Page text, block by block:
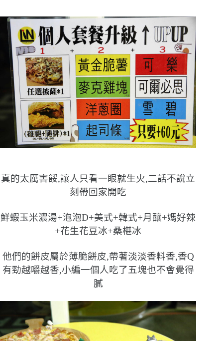
真的太厲害餒,讓人只看一眼就生火,二話不說立
刻帶回家開吃
鮮蝦玉米濃湯+泡泡D+美式+韓式+月釀+媽好辣
+花生花豆冰+桑椹冰
他們的餅皮屬於薄脆餅皮,帶著淡淡香料香,香Q
有勁越嚼越香,小編一個人吃了五塊也不會覺得
膩